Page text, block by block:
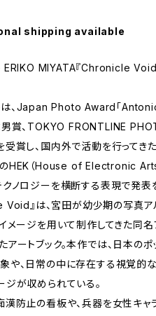
shipping available
MIYATA『Chronicle Void
、Japan Photo Award「
男賞、TOKYO FRONTLINE
受賞し、国内外で活動を行ってき
HEK（House of Electronic Arts
クノロジーを横断する表現で発表
Void』は、宮田が幼少期の写真ア
メージを用いて制作してきた同名
アートブック。本作では、日本の
や、日常の中に存在する視覚的
ジが収められている。
漢防止の看板や、兵器を女性キャ